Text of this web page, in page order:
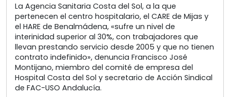
La Agencia Sanitaria Costa del Sol, a la que
pertenecen el centro hospitalario, el CARE de Mijas y
el HARE de Benalmádena, «sufre un nivel de
interinidad superior al 30%, con trabajadores que
llevan prestando servicio desde 2005 y que no tienen
contrato indefinido», denuncia Francisco José
Montijano, miembro del comité de empresa del
Hospital Costa del Sol y secretario de Acción Sindical
de FAC-USO Andalucía.